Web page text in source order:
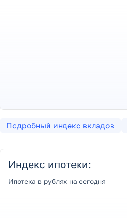
Подробный индекс вкладов
Индекс ипотеки:
Ипотека в рублях на сегодня